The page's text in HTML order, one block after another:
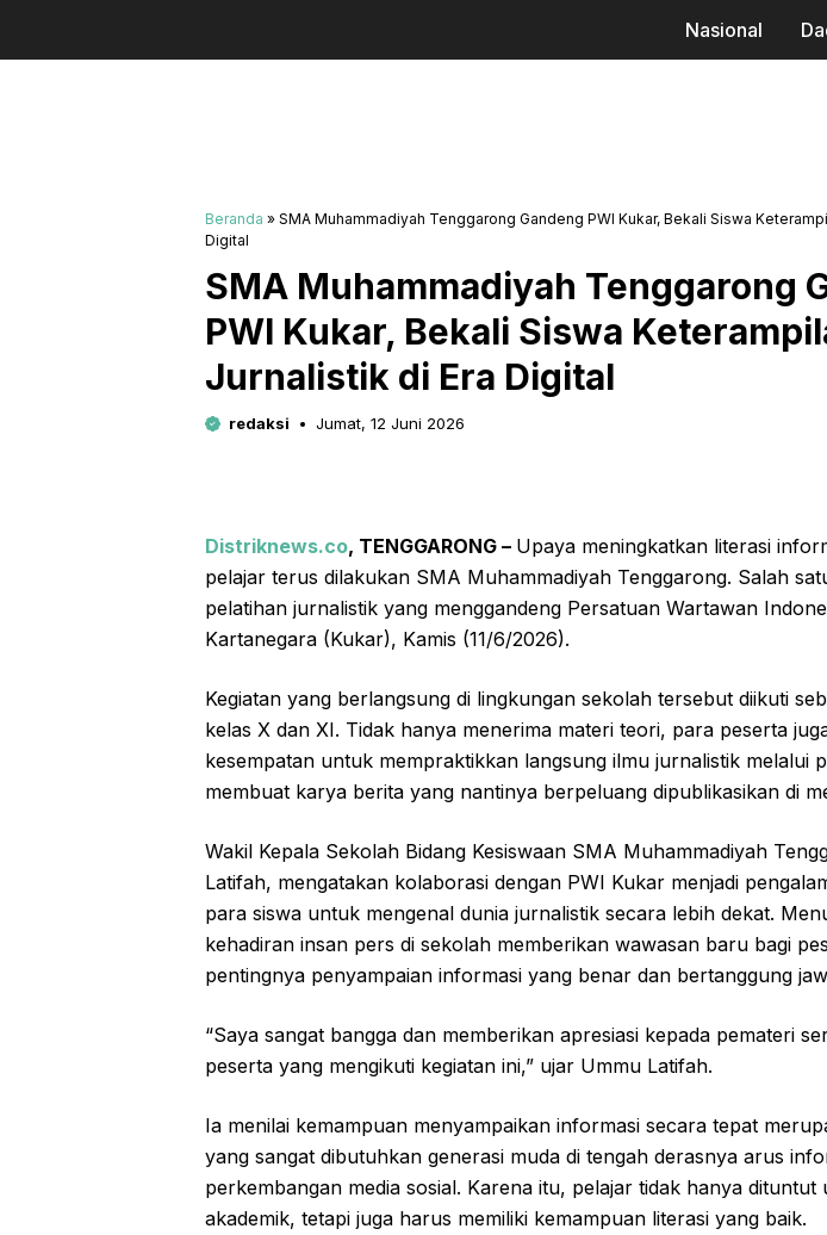
Nasional
Beranda » SMA Muhammadiyah Tenggarong Gandeng PWI Kukar, Bekali Siswa
Digital
SMA Muhammadiyah Tenggarong
PWI Kukar, Bekali Siswa
Jurnalistik di Era Digital
redaksi Jumat, 12 Juni 2026
Distriknews.co, TENGGARONG – Upaya meningkatkan literasi
pelajar terus dilakukan SMA Muhammadiyah Tenggarong. Salah
pelatihan jurnalistik yang menggandeng Persatuan Wartawan
Kartanegara (Kukar), Kamis (11/6/2026).
Kegiatan yang berlangsung di lingkungan sekolah tersebut diikuti
kelas X dan XI. Tidak hanya menerima materi teori, para peserta
kesempatan untuk mempraktikkan langsung ilmu jurnalistik melalui
membuat karya berita yang nantinya berpeluang dipublikasikan di
Wakil Kepala Sekolah Bidang Kesiswaan SMA Muhammadiyah
Latifah, mengatakan kolaborasi dengan PWI Kukar menjadi
para siswa untuk mengenal dunia jurnalistik secara lebih dekat.
kehadiran insan pers di sekolah memberikan wawasan baru bagi
pentingnya penyampaian informasi yang benar dan bertanggung
“Saya sangat bangga dan memberikan apresiasi kepada pemateri
peserta yang mengikuti kegiatan ini,” ujar Ummu Latifah.
Ia menilai kemampuan menyampaikan informasi secara tepat
yang sangat dibutuhkan generasi muda di tengah derasnya arus
perkembangan media sosial. Karena itu, pelajar tidak hanya dituntut
akademik, tetapi juga harus memiliki kemampuan literasi yang baik.